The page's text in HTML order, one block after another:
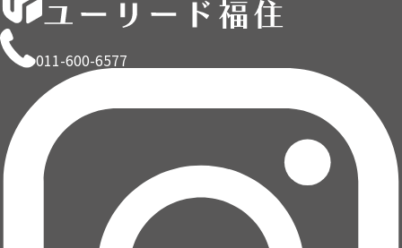
011-600-6577